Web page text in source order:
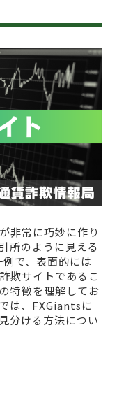
非常に巧妙に作り
所のように見える
で、表面的には
欺サイトであるこ
特徴を理解してお
は、FXGiantsに
分ける方法につい